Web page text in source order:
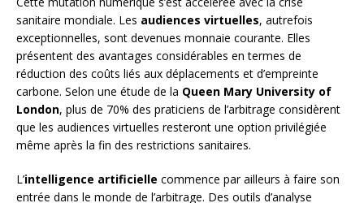
sanitaire mondiale. Les audiences virtuelles, autrefois
exceptionnelles, sont devenues monnaie courante. Elles
présentent des avantages considérables en termes de
réduction des coûts liés aux déplacements et d’empreinte
carbone. Selon une étude de la Queen Mary University of
London, plus de 70% des praticiens de l’arbitrage considèrent
que les audiences virtuelles resteront une option privilégiée
même après la fin des restrictions sanitaires.
L’intelligence artificielle commence par ailleurs à faire son
entrée dans le monde de l’arbitrage. Des outils d’analyse